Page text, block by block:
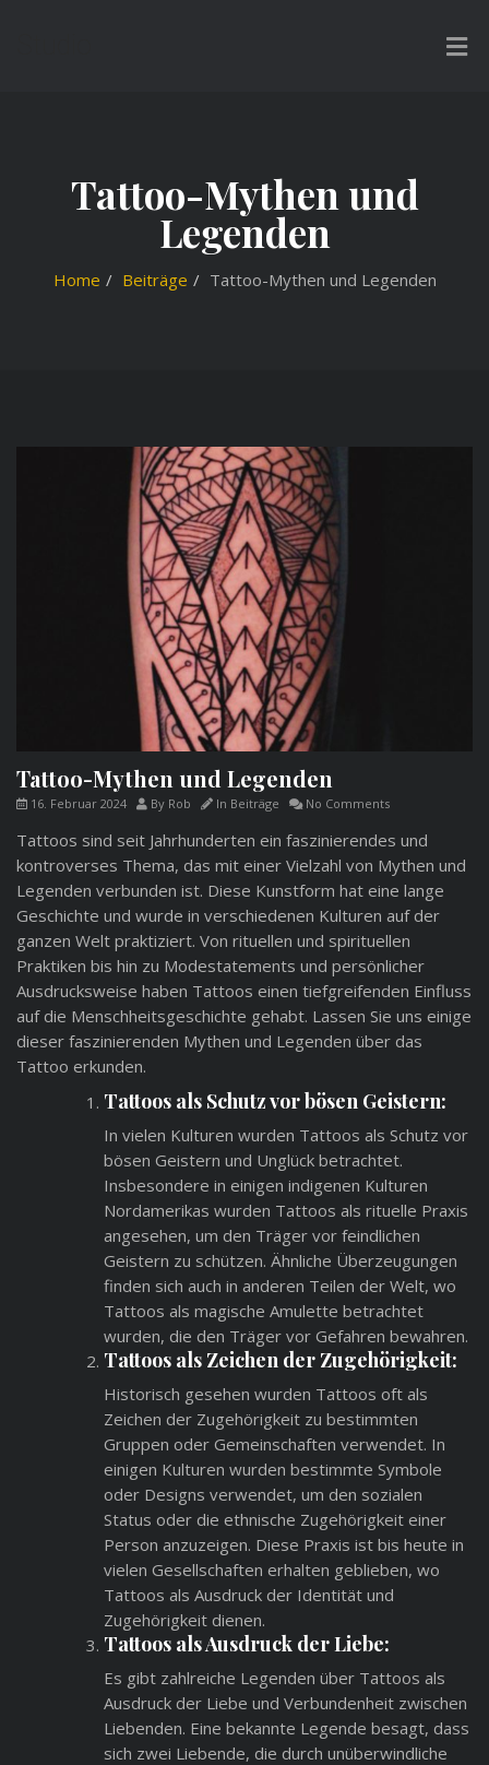
Tattoo-Mythen und
Legenden
Home Beiträge Tattoo-Mythen und Legenden
Tattoo-Mythen und Legenden
16. Februar 2024 By Rob In Beiträge No Comments
Tattoos sind seit Jahrhunderten ein faszinierendes und
kontroverses Thema, das mit einer Vielzahl von Mythen und
Legenden verbunden ist. Diese Kunstform hat eine lange
Geschichte und wurde in verschiedenen Kulturen auf der
ganzen Welt praktiziert. Von rituellen und spirituellen
Praktiken bis hin zu Modestatements und persönlicher
Ausdrucksweise haben Tattoos einen tiefgreifenden Einfluss
auf die Menschheitsgeschichte gehabt. Lassen Sie uns einige
dieser faszinierenden Mythen und Legenden über das
Tattoo erkunden.
Tattoos als Schutz vor bösen Geistern:
In vielen Kulturen wurden Tattoos als Schutz vor
bösen Geistern und Unglück betrachtet.
Insbesondere in einigen indigenen Kulturen
Nordamerikas wurden Tattoos als rituelle Praxis
angesehen, um den Träger vor feindlichen
Geistern zu schützen. Ähnliche Überzeugungen
finden sich auch in anderen Teilen der Welt, wo
Tattoos als magische Amulette betrachtet
wurden, die den Träger vor Gefahren bewahren.
Tattoos als Zeichen der Zugehörigkeit:
Historisch gesehen wurden Tattoos oft als
Zeichen der Zugehörigkeit zu bestimmten
Gruppen oder Gemeinschaften verwendet. In
einigen Kulturen wurden bestimmte Symbole
oder Designs verwendet, um den sozialen
Status oder die ethnische Zugehörigkeit einer
Person anzuzeigen. Diese Praxis ist bis heute in
vielen Gesellschaften erhalten geblieben, wo
Tattoos als Ausdruck der Identität und
Zugehörigkeit dienen.
Tattoos als Ausdruck der Liebe:
Es gibt zahlreiche Legenden über Tattoos als
Ausdruck der Liebe und Verbundenheit zwischen
Liebenden. Eine bekannte Legende besagt, dass
sich zwei Liebende, die durch unüberwindliche